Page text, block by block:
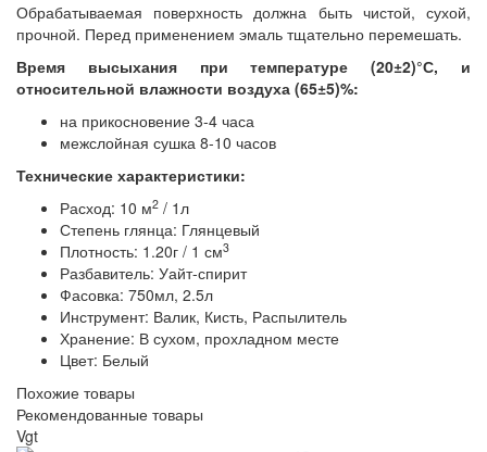
Обрабатываемая поверхность должна быть чистой, сухой,
прочной. Перед применением эмаль тщательно перемешать.
Время высыхания при температуре (20±2)°С, и
относительной влажности воздуха (65±5)%:
на прикосновение 3-4 часа
межслойная сушка 8-10 часов
Технические характеристики:
Расход: 10 м2 / 1л
Степень глянца: Глянцевый
Плотность: 1.20г / 1 см3
Разбавитель: Уайт-спирит
Фасовка: 750мл, 2.5л
Инструмент: Валик, Кисть, Распылитель
Хранение: В сухом, прохладном месте
Цвет: Белый
Похожие товары
Рекомендованные товары
Vgt